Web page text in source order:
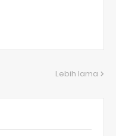
Lebih lama